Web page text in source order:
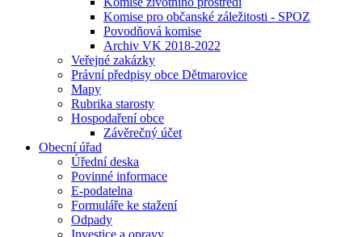
Komise pro občanské záležitosti - SPOZ
Povodňová komise
Archiv VK 2018-2022
Veřejné zakázky
Právní předpisy obce Dětmarovice
Mapy
Rubrika starosty
Hospodaření obce
Závěrečný účet
Obecní úřad
Úřední deska
Povinné informace
E-podatelna
Formuláře ke stažení
Odpady
Investice a opravy